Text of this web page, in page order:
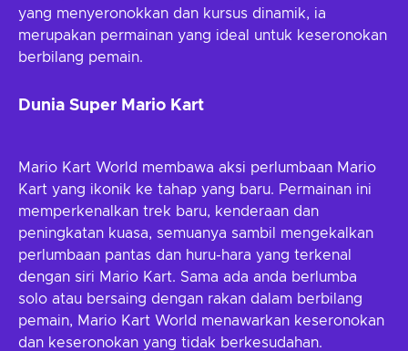
yang menyeronokkan dan kursus dinamik, ia
merupakan permainan yang ideal untuk keseronokan
berbilang pemain.
Dunia Super Mario Kart
Mario Kart World membawa aksi perlumbaan Mario
Kart yang ikonik ke tahap yang baru. Permainan ini
memperkenalkan trek baru, kenderaan dan
peningkatan kuasa, semuanya sambil mengekalkan
perlumbaan pantas dan huru-hara yang terkenal
dengan siri Mario Kart. Sama ada anda berlumba
solo atau bersaing dengan rakan dalam berbilang
pemain, Mario Kart World menawarkan keseronokan
dan keseronokan yang tidak berkesudahan.